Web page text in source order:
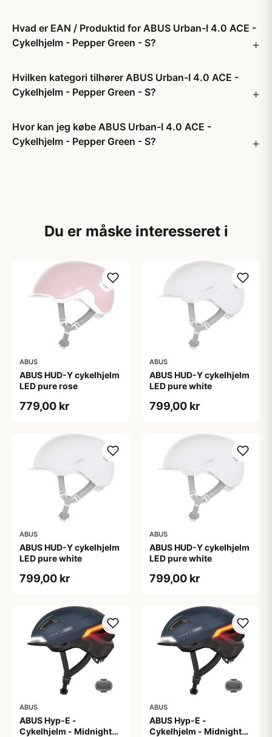
Hvad er EAN / Produktid for ABUS Urban-I 4.0 ACE -
Cykelhjelm - Pepper Green - S?
Hvilken kategori tilhører ABUS Urban-I 4.0 ACE -
Cykelhjelm - Pepper Green - S?
Hvor kan jeg købe ABUS Urban-I 4.0 ACE -
Cykelhjelm - Pepper Green - S?
Du er måske interesseret i
ABUS
ABUS HUD-Y cykelhjelm
LED pure rose
779,00 kr
ABUS
ABUS HUD-Y cykelhjelm
LED pure white
799,00 kr
ABUS
ABUS HUD-Y cykelhjelm
LED pure white
799,00 kr
ABUS
ABUS HUD-Y cykelhjelm
LED pure white
799,00 kr
ABUS
ABUS Hyp-E -
Cykelhjelm - Midnight
ABUS
ABUS Hyp-E -
Cykelhjelm - Midnight